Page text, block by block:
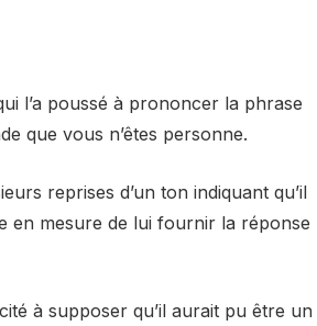
l’a poussé à prononcer la phrase
que vous n’êtes personne.
reprises d’un ton indiquant qu’il
en mesure de lui fournir la réponse
à supposer qu’il aurait pu être un